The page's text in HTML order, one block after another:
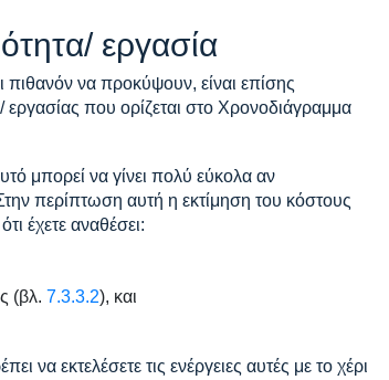
εργασία
να προκύψουν, είναι επίσης
που ορίζεται στο Χρονοδιάγραμμα
μπορεί να γίνει πολύ εύκολα αν
περίπτωση αυτή η εκτίμηση του κόστους
έχετε αναθέσει:
(βλ. 7.3.3.2), και
να εκτελέσετε τις ενέργειες αυτές με το χέρι